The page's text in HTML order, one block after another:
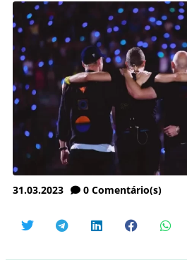
31.03.2023 0 Comentário(s)